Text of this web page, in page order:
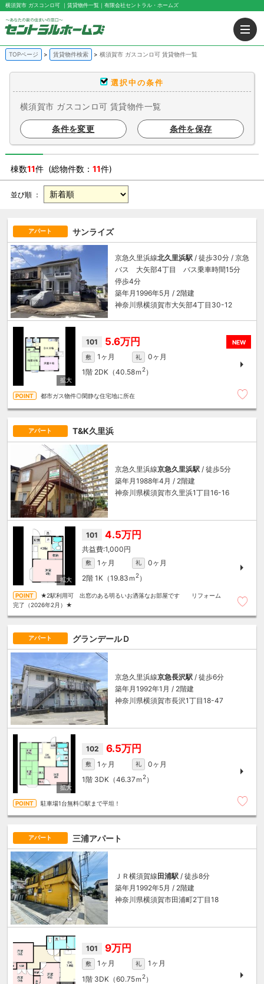
横須賀市 ガスコンロ可 ｜賃貸物件一覧｜有限会社セントラル・ホームズ
TOPページ 賃貸物件検索 横須賀市 ガスコンロ可 賃貸物件一覧
選択中の条件
横須賀市 ガスコンロ可 賃貸物件一覧
条件を変更 条件を保存
棟数11件 (総物件数： 11件)
並び順 ：
アパート サンライズ
京急久里浜線北久里浜駅 / 徒歩30分 / 京急
バス 大矢部4丁目 バス乗車時間15分
停歩4分
築年月1996年5月 / 2階建
神奈川県横須賀市大矢部4丁目30-12
NEW
101 5.6万円
敷 1ヶ月 礼
0ヶ月
1階 2DK（40.58ｍ2）
都市ガス物件◎閑静な住宅地に所在
アパート T&K久里浜
京急久里浜線京急久里浜駅 / 徒歩5分
築年月1988年4月 / 2階建
神奈川県横須賀市久里浜1丁目16-16
101 4.5万円
1,000円
敷 1ヶ月 礼
0ヶ月
2階 1K（19.83ｍ 2）
★2駅利用可 出窓のある明るいお洒落なお部屋です リフォーム
完了（2026年2月）★
アパート グランデールＤ
京急久里浜線京急長沢駅 / 徒歩6分
築年月1992年1月 / 2階建
神奈川県横須賀市長沢1丁目18-47
102 6.5万円
敷 1ヶ月 礼
0ヶ月
1階 3DK（46.37ｍ 2）
駐車場1台無料◎駅まで平坦！
アパート 三浦アパート
ＪＲ横須賀線田浦駅 / 徒歩8分
築年月1992年5月 / 2階建
神奈川県横須賀市田浦町2丁目18
101 9万円
敷 1ヶ月 礼
1ヶ月
1階 3DK（60.75ｍ 2）